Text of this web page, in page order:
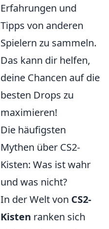
Erfahrungen und
Tipps von anderen
Spielern zu sammeln.
Das kann dir helfen,
deine Chancen auf die
besten Drops zu
maximieren!
Die häufigsten
Mythen über CS2-
Kisten: Was ist wahr
und was nicht?
In der Welt von CS2-
Kisten ranken sich